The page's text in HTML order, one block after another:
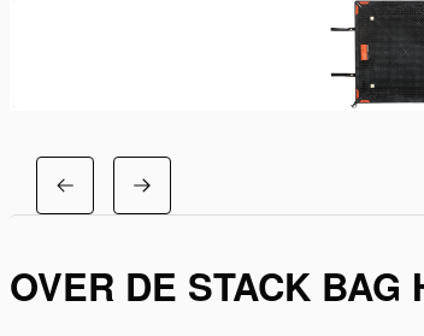
OVER DE STACK BAG